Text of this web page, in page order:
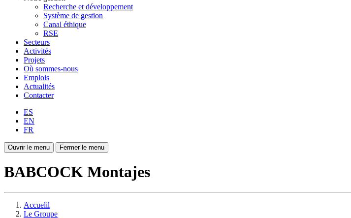
Recherche et développement
Système de gestion
Canal éthique
RSE
Secteurs
Activités
Projets
Où sommes-nous
Emplois
Actualités
Contacter
ES
EN
FR
Ouvrir le menu Fermer le menu
BABCOCK Montajes
Accuelil
Le Groupe